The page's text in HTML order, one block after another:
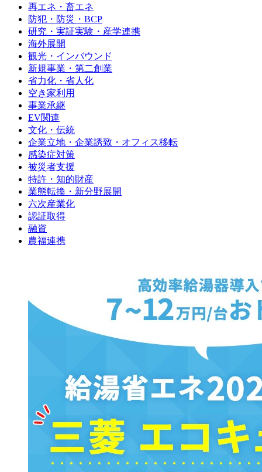
再エネ・畜エネ
防犯・防災・BCP
研究・実証実験・産学連携
海外展開
観光・インバウンド
新規事業・第二創業
省力化・省人化
空き家利用
事業承継
EV関連
文化・伝統
企業立地・企業誘致・オフィス移転
感染症対策
被災者支援
特許・知的財産
業態転換・新分野展開
六次産業化
認証取得
融資
農福連携